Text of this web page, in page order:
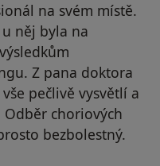
na svém místě.
něj byla na
Z pana doktora
pečlivě vysvětlí a
choriových
bezbolestný.